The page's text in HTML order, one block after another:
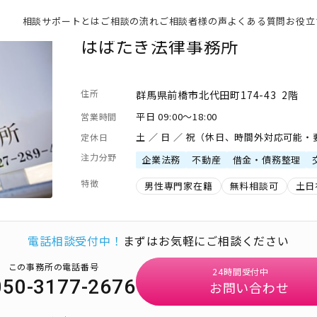
相談サポートとは ご相談の流れご相談者様の声よくある質問お役
はばたき法律事務所
住所 群馬県前橋市北代田町174-43 2階
営業時間 平日 09:00～18:00
定休日 土 ／ 日 ／ 祝（休日、時間外対応可能・
注力分野 企業法務 不動産 借金・債務整理
特徴 男性専門家在籍 無料相談可 土
電話相談受付中！ まずはお気軽にご相談ください
この事務所の電話番号
3177-2676
24時間受付中
お問い合わせ